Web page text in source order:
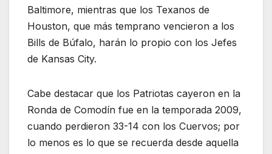
Baltimore, mientras que los Texanos de
Houston, que más temprano vencieron a los
Bills de Búfalo, harán lo propio con los Jefes
de Kansas City.
Cabe destacar que los Patriotas cayeron en la
Ronda de Comodín fue en la temporada 2009,
cuando perdieron 33-14 con los Cuervos; por
lo menos es lo que se recuerda desde aquella